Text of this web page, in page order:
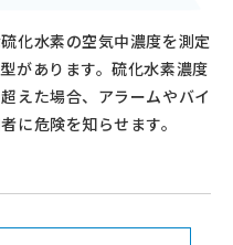
化水素の空気中濃度を測定
があります。硫化水素濃度
えた場合、アラームやバイ
に危険を知らせます。